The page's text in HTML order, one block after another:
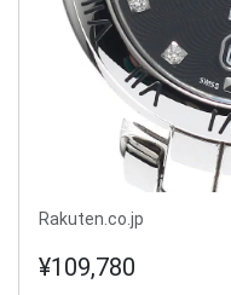
Rakuten.co.jp
¥109,780